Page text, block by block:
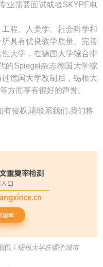
业需要面试或者SKYPE电
程、人类学、社会科学和
具有优良教学质量、完善
大学，在德国大学综合排
的Spiegel杂志德国大学综
德国大学改制后，锡根大
方面享有很好的声誉。
有侵权,请联系我们,我们将
闻 / 锡根大学在哪个城市